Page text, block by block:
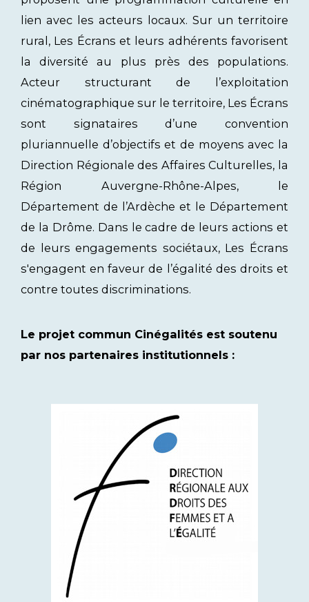
lien avec les acteurs locaux. Sur un territoire
rural, Les Écrans et leurs adhérents favorisent
la diversité au plus près des populations.
Acteur structurant de l’exploitation
cinématographique sur le territoire, Les Écrans
sont signataires d’une convention
pluriannuelle d’objectifs et de moyens avec la
Direction Régionale des Affaires Culturelles, la
Région Auvergne-Rhône-Alpes, le
Département de l’Ardèche et le Département
de la Drôme. Dans le cadre de leurs actions et
de leurs engagements sociétaux, Les Écrans
s'engagent en faveur de l’égalité des droits et
contre toutes discriminations.
Le projet commun Cinégalités est soutenu
par nos partenaires institutionnels :